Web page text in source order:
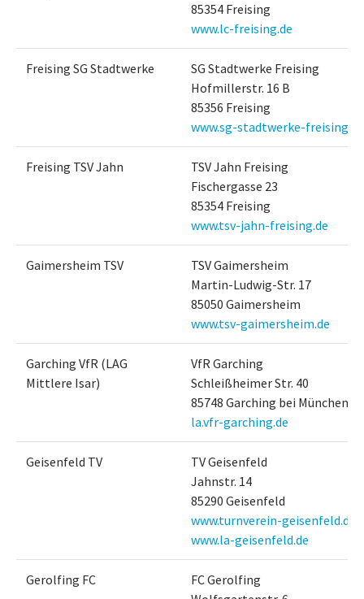
85354 Freising
www.lc-freising.de
Freising SG Stadtwerke
SG Stadtwerke Freising
Hofmillerstr. 16 B
85356 Freising
www.sg-stadtwerke-freising.de
Freising TSV Jahn
TSV Jahn Freising
Fischergasse 23
85354 Freising
www.tsv-jahn-freising.de
Gaimersheim TSV
TSV Gaimersheim
Martin-Ludwig-Str. 17
85050 Gaimersheim
www.tsv-gaimersheim.de
Garching VfR (LAG
Mittlere Isar)
VfR Garching
Schleißheimer Str. 40
85748 Garching bei München
la.vfr-garching.de
Geisenfeld TV
TV Geisenfeld
Jahnstr. 14
85290 Geisenfeld
www.turnverein-geisenfeld.de
www.la-geisenfeld.de
Gerolfing FC
FC Gerolfing